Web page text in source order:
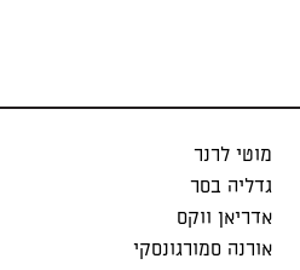
מוטי לרנר
גדליה בסר
אדריאן ווקס
אורנה סמורגונסקי